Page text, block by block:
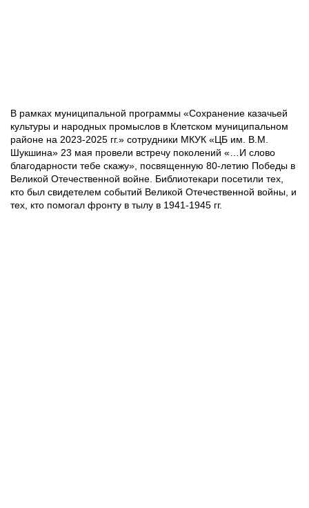
В рамках муниципальной программы «Сохранение казачьей
культуры и народных промыслов в Клетском муниципальном
районе на 2023-2025 гг.» сотрудники МКУК «ЦБ им. В.М.
Шукшина» 23 мая провели встречу поколений «…И слово
благодарности тебе скажу», посвященную 80-летию Победы в
Великой Отечественной войне. Библиотекари посетили тех,
кто был свидетелем событий Великой Отечественной войны, и
тех, кто помогал фронту в тылу в 1941-1945 гг.